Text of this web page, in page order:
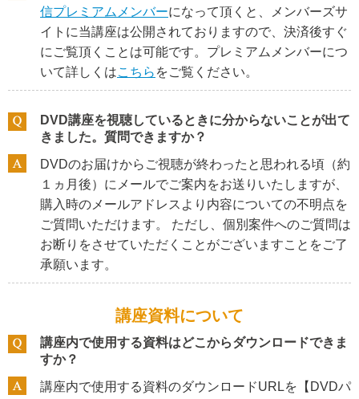
信プレミアムメンバーになって頂くと、メンバーズサ
イトに当講座は公開されておりますので、決済後すぐ
にご覧頂くことは可能です。プレミアムメンバーにつ
いて詳しくはこちら をご覧ください。
DVD講座を視聴しているときに分からないことが出て
きました。質問できますか？
DVDのお届けからご視聴が終わったと思われる頃（約
１ヵ月後）にメールでご案内をお送りいたしますが、
購入時のメールアドレスより内容についての不明点を
ご質問いただけます。 ただし、個別案件へのご質問は
お断りをさせていただくことがございますことをご了
承願います。
講座資料について
講座内で使用する資料はどこからダウンロードできま
すか？
講座内で使用する資料のダウンロードURLを【DVDパ